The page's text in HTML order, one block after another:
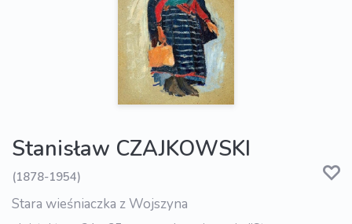
Stanisław CZAJKOWSKI
(1878-1954)
Stara wieśniaczka z Wojszyna